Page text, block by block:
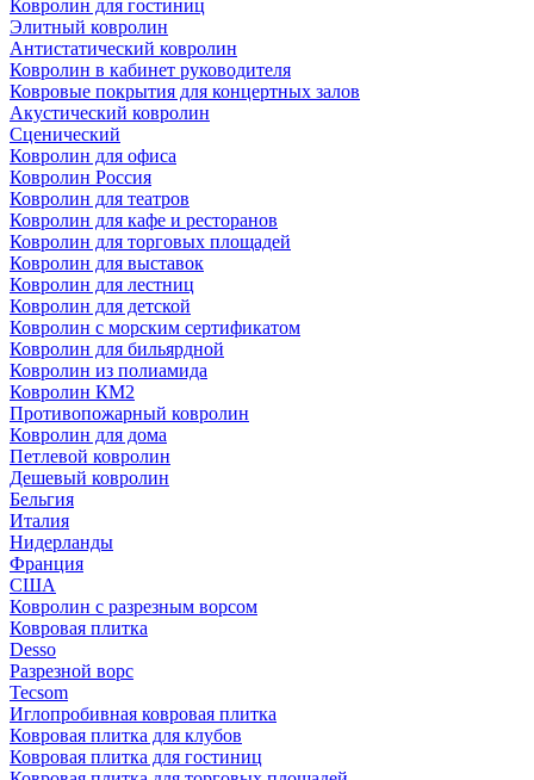
Ковролин для гостиниц
Элитный ковролин
Антистатический ковролин
Ковролин в кабинет руководителя
Ковровые покрытия для концертных залов
Акустический ковролин
Сценический
Ковролин для офиса
Ковролин Россия
Ковролин для театров
Ковролин для кафе и ресторанов
Ковролин для торговых площадей
Ковролин для выставок
Ковролин для лестниц
Ковролин для детской
Ковролин с морским сертификатом
Ковролин для бильярдной
Ковролин из полиамида
Ковролин КМ2
Противопожарный ковролин
Ковролин для дома
Петлевой ковролин
Дешевый ковролин
Бельгия
Италия
Нидерланды
Франция
США
Ковролин с разрезным ворсом
Ковровая плитка
Desso
Разрезной ворс
Tecsom
Иглопробивная ковровая плитка
Ковровая плитка для клубов
Ковровая плитка для гостиниц